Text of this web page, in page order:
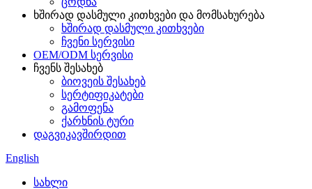
ხშირად დასმული კითხვები და მომსახურება
ხშირად დასმული კითხვები
ჩვენი სერვისი
OEM/ODM სერვისი
ჩვენს შესახებ
ბიოვეის შესახებ
სერტიფიკატები
გამოფენა
ქარხნის ტური
დაგვიკავშირდით
English
სახლი